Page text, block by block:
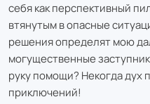
себя как перспективный
втянутым в опасные
решения определят мою
могущественные
руку помощи? Некогда дух
приключений!